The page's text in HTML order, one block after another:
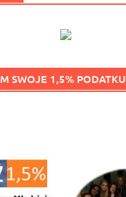
SWOJE 1,5% PODATKU